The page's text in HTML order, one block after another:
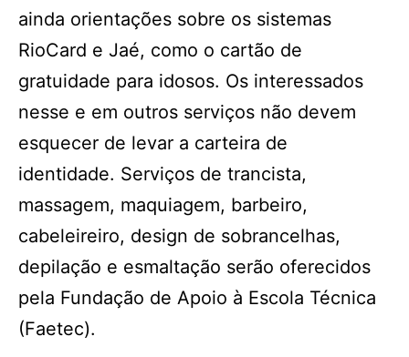
ainda orientações sobre os sistemas
RioCard e Jaé, como o cartão de
gratuidade para idosos. Os interessados
nesse e em outros serviços não devem
esquecer de levar a carteira de
identidade. Serviços de trancista,
massagem, maquiagem, barbeiro,
cabeleireiro, design de sobrancelhas,
depilação e esmaltação serão oferecidos
pela Fundação de Apoio à Escola Técnica
(Faetec).